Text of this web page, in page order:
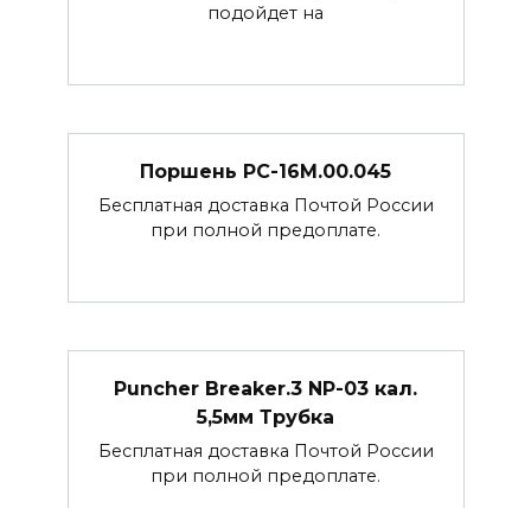
подойдет на
Поршень РС-16М.00.045
Бесплатная доставка Почтой России
при полной предоплате.
Puncher Breaker.3 NP-03 кал.
5,5мм Трубка
Бесплатная доставка Почтой России
при полной предоплате.